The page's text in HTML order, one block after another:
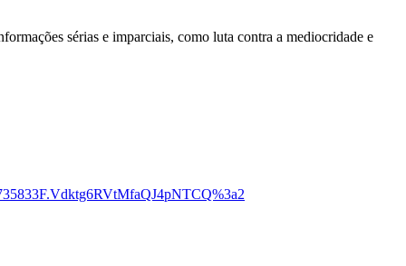
sérias e imparciais, como luta contra a mediocridade e